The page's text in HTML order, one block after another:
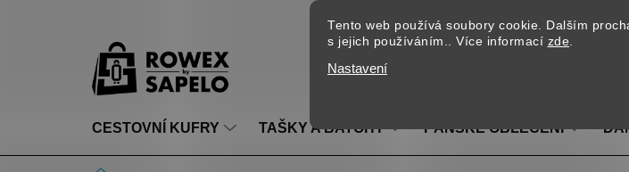
Tento web používá soubory cookie. Dalším
s jejich používáním.. Více informací zde.
Nastavení
CESTOVNÍ KUFRY TAŠKY A BATOHY PÁNSKÉ OBLEČENÍ